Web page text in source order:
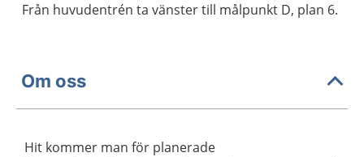
Från huvudentrén ta vänster till målpunkt D, plan 6.
Om oss
Hit kommer man för planerade